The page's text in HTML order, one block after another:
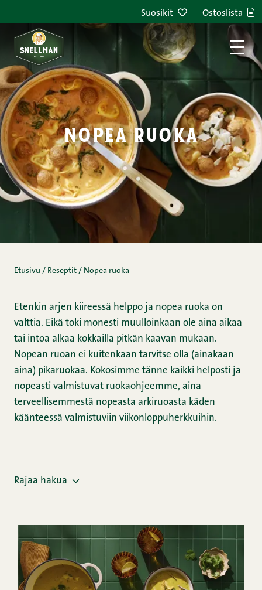
Suosikit Ostoslista
nopea ruoka
Etusivu / Reseptit / Nopea ruoka
Etenkin arjen kiireessä helppo ja nopea ruoka on
valttia. Eikä toki monesti muulloinkaan ole aina aikaa
tai intoa alkaa kokkailla pitkän kaavan mukaan.
Nopean ruoan ei kuitenkaan tarvitse olla (ainakaan
aina) pikaruokaa. Kokosimme tänne kaikki helposti ja
nopeasti valmistuvat ruokaohjeemme, aina
terveellisemmestä nopeasta arkiruoasta käden
käänteessä valmistuviin viikonloppuherkkuihin.
Rajaa hakua